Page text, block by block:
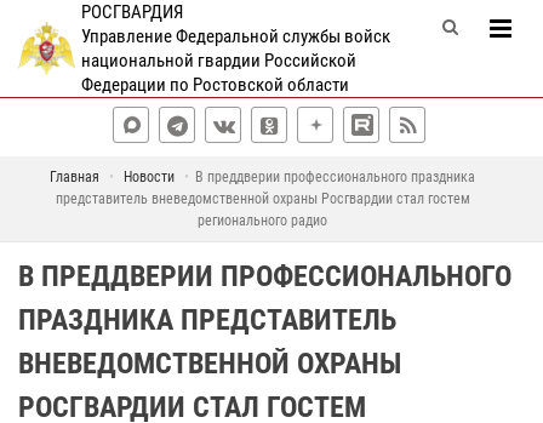
РОСГВАРДИЯ
Управление Федеральной службы войск
национальной гвардии Российской
Федерации по Ростовской области
Главная Новости
В преддверии профессионального праздника
представитель вневедомственной охраны Росгвардии стал гостем
регионального радио
В ПРЕДДВЕРИИ ПРОФЕССИОНАЛЬНОГО
ПРАЗДНИКА ПРЕДСТАВИТЕЛЬ
ВНЕВЕДОМСТВЕННОЙ ОХРАНЫ
РОСГВАРДИИ СТАЛ ГОСТЕМ